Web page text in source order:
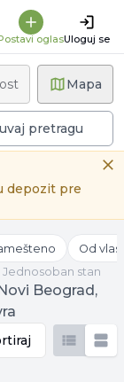
oglasUloguj se
Mapa
pretragu
depozit pre
Od
Jednosoban stan
Beograd,